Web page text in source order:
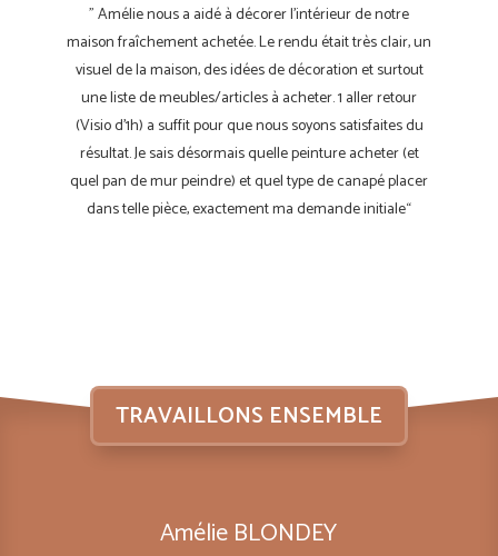
”Amélie nous a aidé à décorer l’intérieur de notre
maison fraîchement achetée. Le rendu était très clair, un
visuel de la maison, des idées de décoration et surtout
une liste de meubles/articles à acheter. 1 aller retour
(Visio d’1h) a suffit pour que nous soyons satisfaites du
résultat. Je sais désormais quelle peinture acheter (et
quel pan de mur peindre) et quel type de canapé placer
dans telle pièce, exactement ma demande initiale“
TRAVAILLONS ENSEMBLE
Amélie BLONDEY